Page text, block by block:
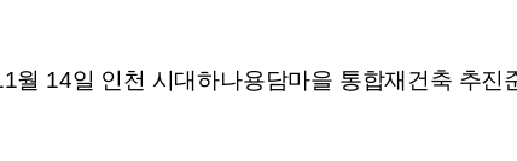
월 14일 인천 시대하나용담마을 통합재건축 추